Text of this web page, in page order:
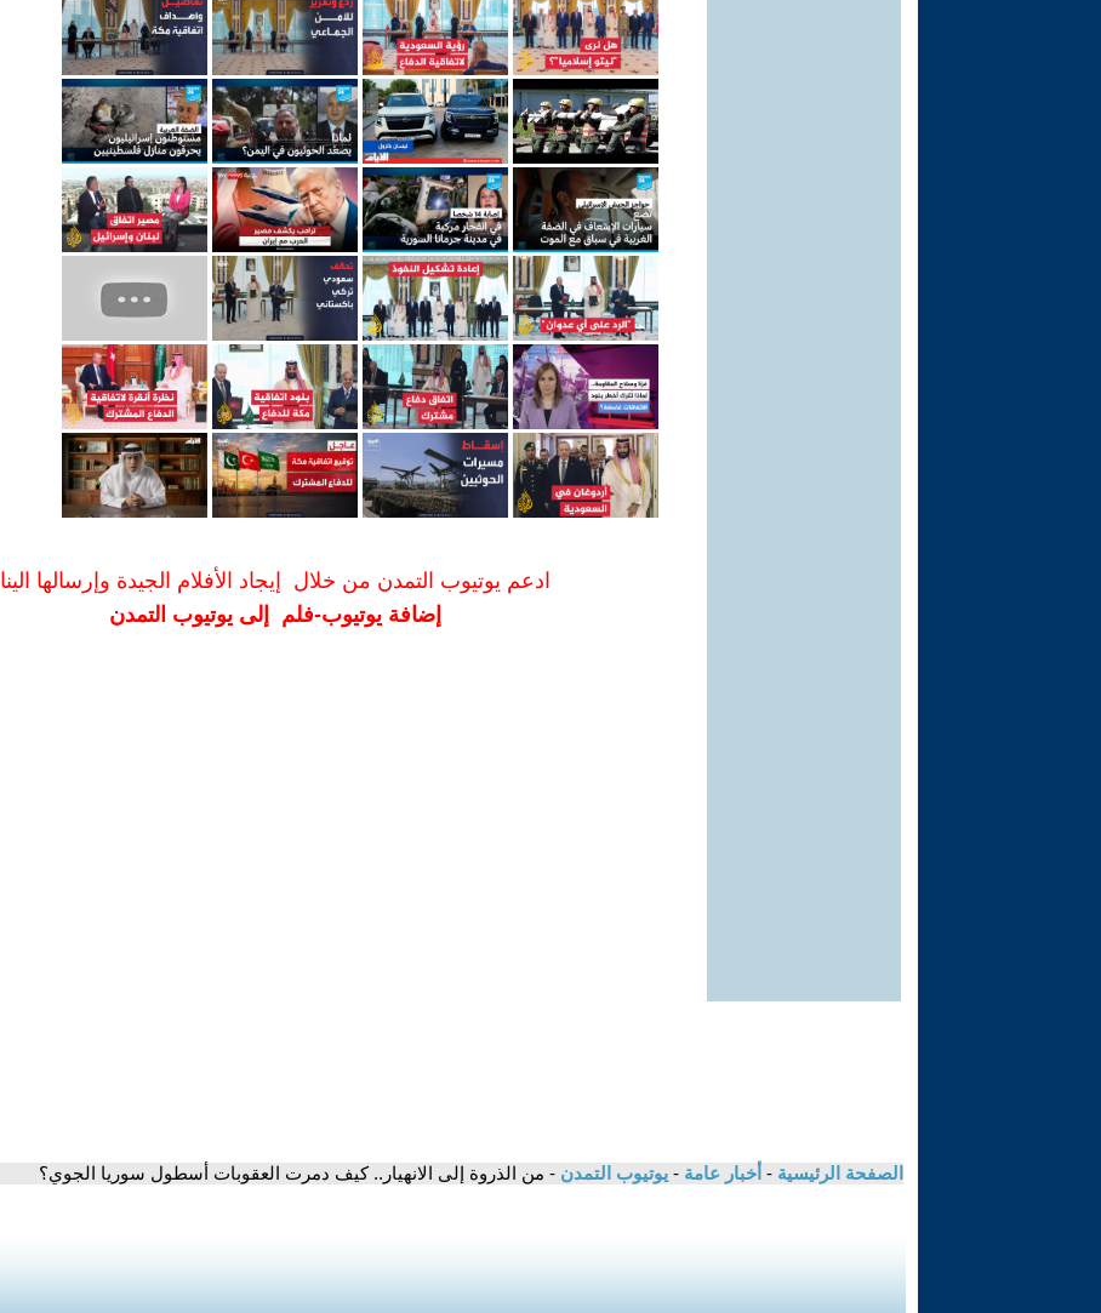
ادعم يوتيوب التمدن من خلال إيجاد الأفلام الجيدة وإرسالها الينا
إضافة يوتيوب-فلم إلى يوتيوب التمدن
الصفحة الرئيسية - أخبار عامة - يوتيوب التمدن - من الذروة إلى الانهيار.. كيف دمرت العقوبات أسطول سوريا الجوي؟